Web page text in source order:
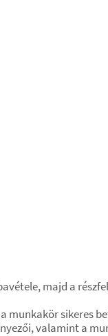
majd a
munkakör sikeres
valamint a